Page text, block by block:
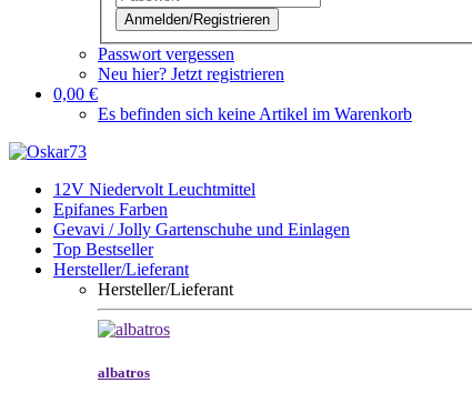
Anmelden/Registrieren
Passwort vergessen
Neu hier? Jetzt registrieren
0,00 €
Es befinden sich keine Artikel im Warenkorb
12V Niedervolt Leuchtmittel
Epifanes Farben
Gevavi / Jolly Gartenschuhe und Einlagen
Top Bestseller
Hersteller/Lieferant
Hersteller/Lieferant
albatros